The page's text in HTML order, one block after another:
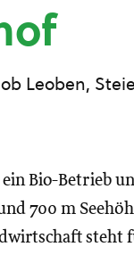
Leoben,
Bio-Betrieb
700 m
steht